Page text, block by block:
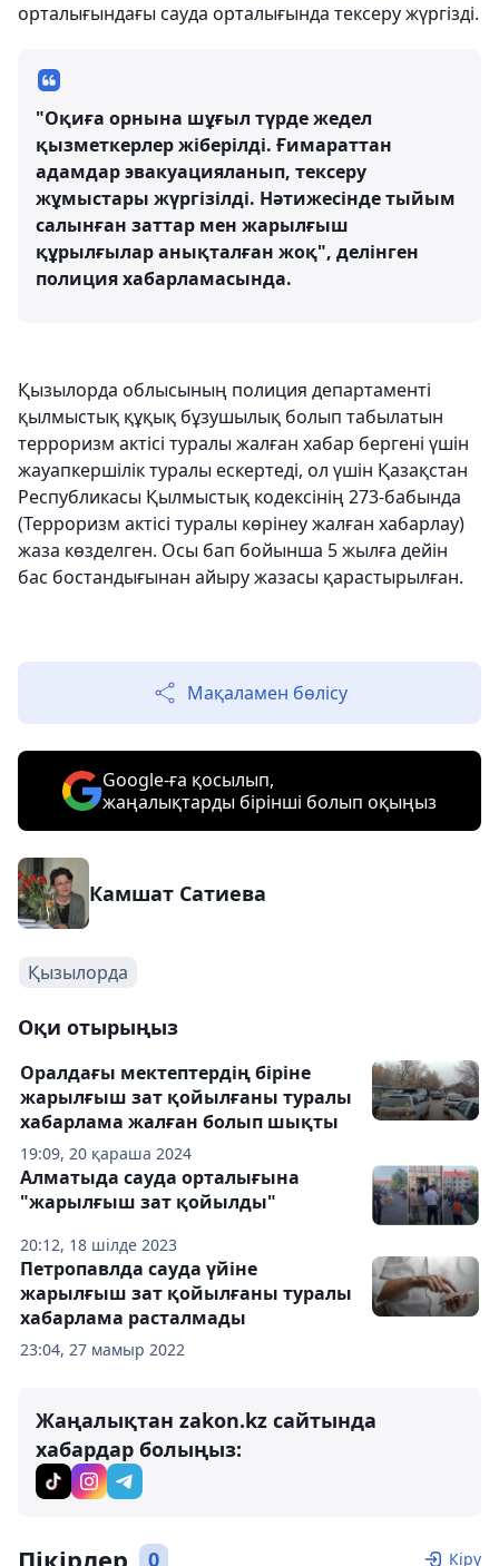
орталығындағы сауда орталығында тексеру жүргізді.
"Оқиға орнына шұғыл түрде жедел
қызметкерлер жіберілді. Ғимараттан
адамдар эвакуацияланып, тексеру
жұмыстары жүргізілді. Нәтижесінде тыйым
салынған заттар мен жарылғыш
құрылғылар анықталған жоқ", делінген
полиция хабарламасында.
Қызылорда облысының полиция департаменті
қылмыстық құқық бұзушылық болып табылатын
терроризм актісі туралы жалған хабар бергені үшін
жауапкершілік туралы ескертеді, ол үшін Қазақстан
Республикасы Қылмыстық кодексінің 273-бабында
(Терроризм актiсi туралы көрiнеу жалған хабарлау)
жаза көзделген. Осы бап бойынша 5 жылға дейін
бас бостандығынан айыру жазасы қарастырылған.
Мақаламен бөлісу
Google-ға қосылып,
жаңалықтарды бірінші болып оқыңыз
Камшат Сатиева
Қызылорда
Оқи отырыңыз
19:09, 20 қараша 2024
Оралдағы мектептердің біріне
жарылғыш зат қойылғаны туралы
хабарлама жалған болып шықты
20:12, 18 шілде 2023
Алматыда сауда орталығына
"жарылғыш зат қойылды"
23:04, 27 мамыр 2022
Петропавлда сауда үйіне
жарылғыш зат қойылғаны туралы
хабарлама расталмады
Жаңалықтан zakon.kz сайтында
хабардар болыңыз:
Пікірлер 0 Кіру